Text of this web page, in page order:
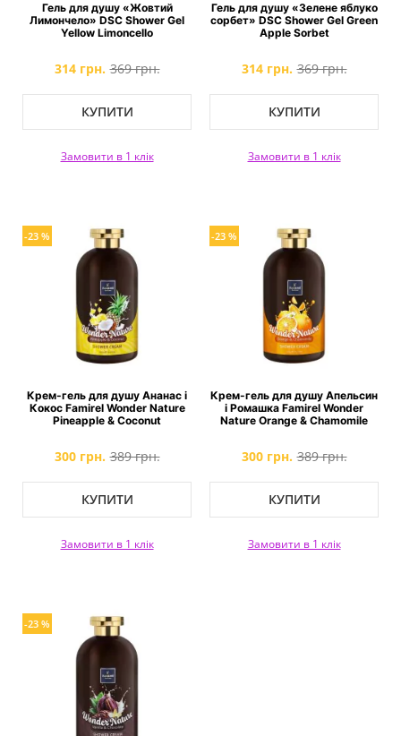
Гель для душу «Жовтий
Лимончело» DSC Shower Gel
Yellow Limoncello
314 грн. 369 грн.
КУПИТИ
Замовити в 1 клік
Гель для душу «Зелене яблуко
сорбет» DSC Shower Gel Green
Apple Sorbet
314 грн. 369 грн.
КУПИТИ
Замовити в 1 клік
-23 %
Крем-гель для душу Ананас і
Кокос Famirel Wonder Nature
Pineapple & Coconut
300 грн. 389 грн.
КУПИТИ
Замовити в 1 клік
-23 %
Крем-гель для душу Апельсин
і Ромашка Famirel Wonder
Nature Orange & Chamomile
300 грн. 389 грн.
КУПИТИ
Замовити в 1 клік
-23 %